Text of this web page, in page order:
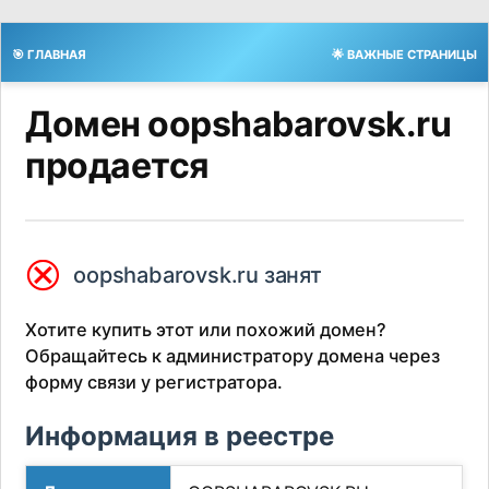
🎯 ГЛАВНАЯ 🌟 ВАЖНЫЕ СТРАНИЦЫ
Домен oopshabarovsk.ru
продается
⮿ oopshabarovsk.ru занят
Хотите купить этот или похожий домен?
Обращайтесь к администратору домена через
форму связи у регистратора.
Информация в реестре